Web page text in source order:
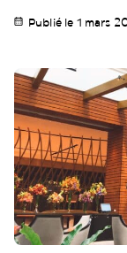
Publié le 1 mars